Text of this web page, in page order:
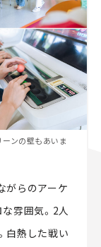
ンの壁もあいま
がらのアーケ
雰囲気。2人
白熱した戦い